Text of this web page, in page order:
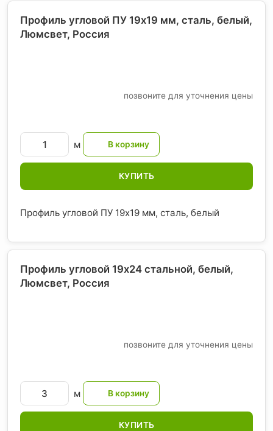
Профиль угловой ПУ 19x19 мм, сталь, белый,
Люмсвет, Россия
позвоните для уточнения цены
м
КУПИТЬ
Профиль угловой ПУ 19x19 мм, сталь, белый
Профиль угловой 19х24 стальной, белый,
Люмсвет, Россия
позвоните для уточнения цены
м
КУПИТЬ